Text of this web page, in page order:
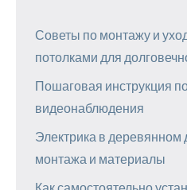
Советы по монтажу и
потолками для
Пошаговая инструкция
видеонаблюдения
Электрика в деревянном
монтажа и материалы
Как самостоятельно